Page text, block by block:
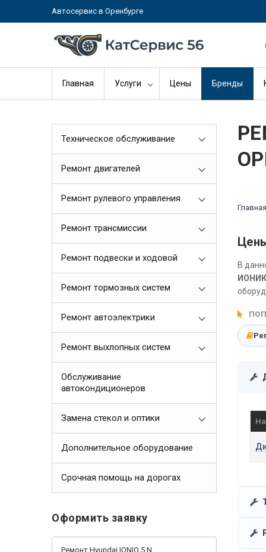
Автосервис в Оренбурге
Главная Услуги Цены Бренды
Главная
В
Техническое обслуживание
Ремонт двигателей
Ремонт рулевого управления
Ремонт трансмиссии
Ремонт подвески и ходовой
Ремонт тормозных систем
Ремонт автоэлектрики
Ремонт выхлопных систем
Обслуживание
автокондиционеров
Замена стекол и оптики
Дополнительное оборудование
Срочная помощь на дорогах
Оформить заявку